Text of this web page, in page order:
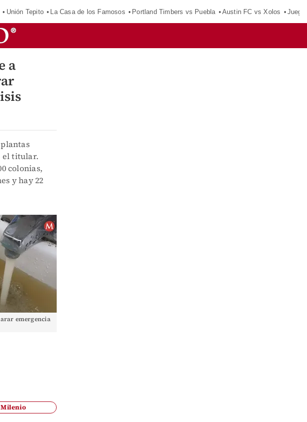
Unión Tepito La Casa de los Famosos Portland Timbers vs Puebla Austin FC vs Xolos
a
el titular.
colonias,
y hay 22
emergencia
Milenio